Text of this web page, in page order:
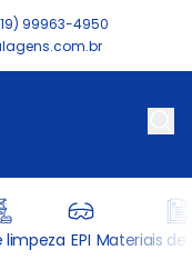
99963-4950
limpeza EPI Materiais de